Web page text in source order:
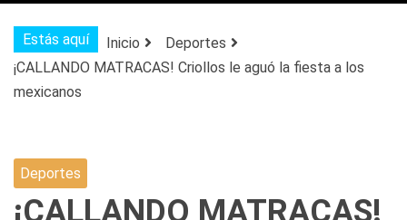
Estás aquí Inicio
Deportes
¡CALLANDO MATRACAS! Criollos le aguó la fiesta a los
mexicanos
Deportes
¡CALLANDO MATRACAS!